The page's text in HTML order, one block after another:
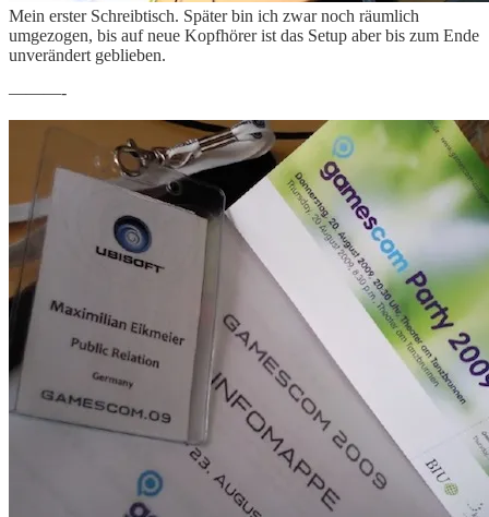
Mein erster Schreibtisch. Später bin ich zwar noch räumlich
umgezogen, bis auf neue Kopfhörer ist das Setup aber bis zum Ende
unverändert geblieben.
———-